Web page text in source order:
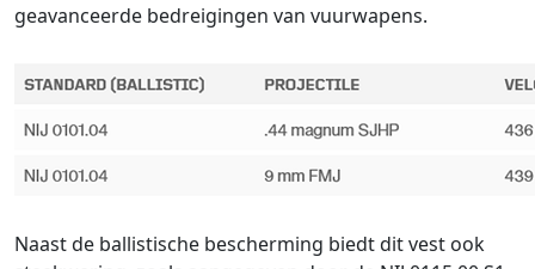
geavanceerde bedreigingen van vuurwapens.
Naast de ballistische bescherming biedt dit vest ook